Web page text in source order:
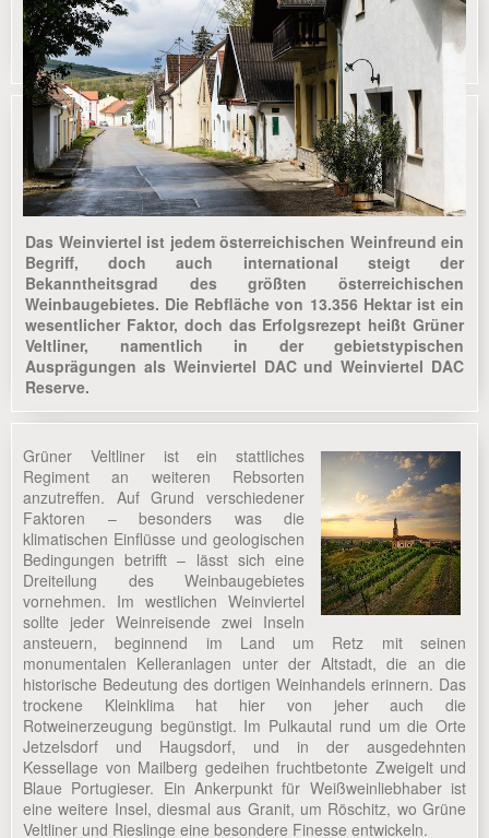
Das Weinviertel ist jedem österreichischen Weinfreund ein
Begriff, doch auch international steigt der
Bekanntheitsgrad des größten österreichischen
Weinbaugebietes. Die Rebfläche von 13.356 Hektar ist ein
wesentlicher Faktor, doch das Erfolgsrezept heißt Grüner
Veltliner, namentlich in der gebietstypischen
Ausprägungen als Weinviertel DAC und Weinviertel DAC
Reserve.
Grüner Veltliner ist ein stattliches
Regiment an weiteren Rebsorten
anzutreffen. Auf Grund verschiedener
Faktoren – besonders was die
klimatischen Einflüsse und geologischen
Bedingungen betrifft – lässt sich eine
Dreiteilung des Weinbaugebietes
vornehmen. Im westlichen Weinviertel
sollte jeder Weinreisende zwei Inseln
ansteuern, beginnend im Land um Retz mit seinen
monumentalen Kelleranlagen unter der Altstadt, die an die
historische Bedeutung des dortigen Weinhandels erinnern. Das
trockene Kleinklima hat hier von jeher auch die
Rotweinerzeugung begünstigt. Im Pulkautal rund um die Orte
Jetzelsdorf und Haugsdorf, und in der ausgedehnten
Kessellage von Mailberg gedeihen fruchtbetonte Zweigelt und
Blaue Portugieser. Ein Ankerpunkt für Weißweinliebhaber ist
eine weitere Insel, diesmal aus Granit, um Röschitz, wo Grüne
Veltliner und Rieslinge eine besondere Finesse entwickeln.